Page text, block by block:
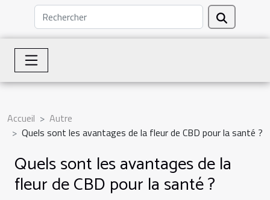
Accueil
Autre
Quels sont les avantages de la fleur de CBD pour la santé ?
Quels sont les avantages de la
fleur de CBD pour la santé ?